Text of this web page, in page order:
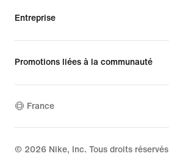
Entreprise
Promotions liées à la communauté
France
© 2026 Nike, Inc. Tous droits réservés